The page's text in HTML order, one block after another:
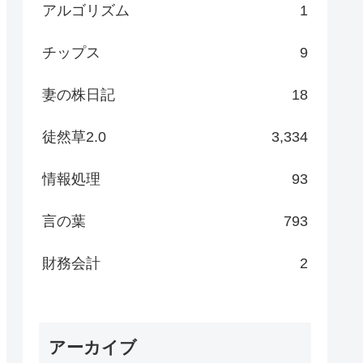
アルゴリズム 1
チップス 9
妻の株日記 18
徒然草2.0 3,334
情報処理 93
言の葉 793
財務会計 2
アーカイブ